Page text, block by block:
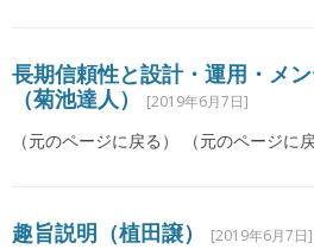
長期信頼性と設計・運用・メ
（菊池達人）
[2019年6月7日]
（元のページに戻る） （元のページに
趣旨説明（植田譲） [2019年6月7日]